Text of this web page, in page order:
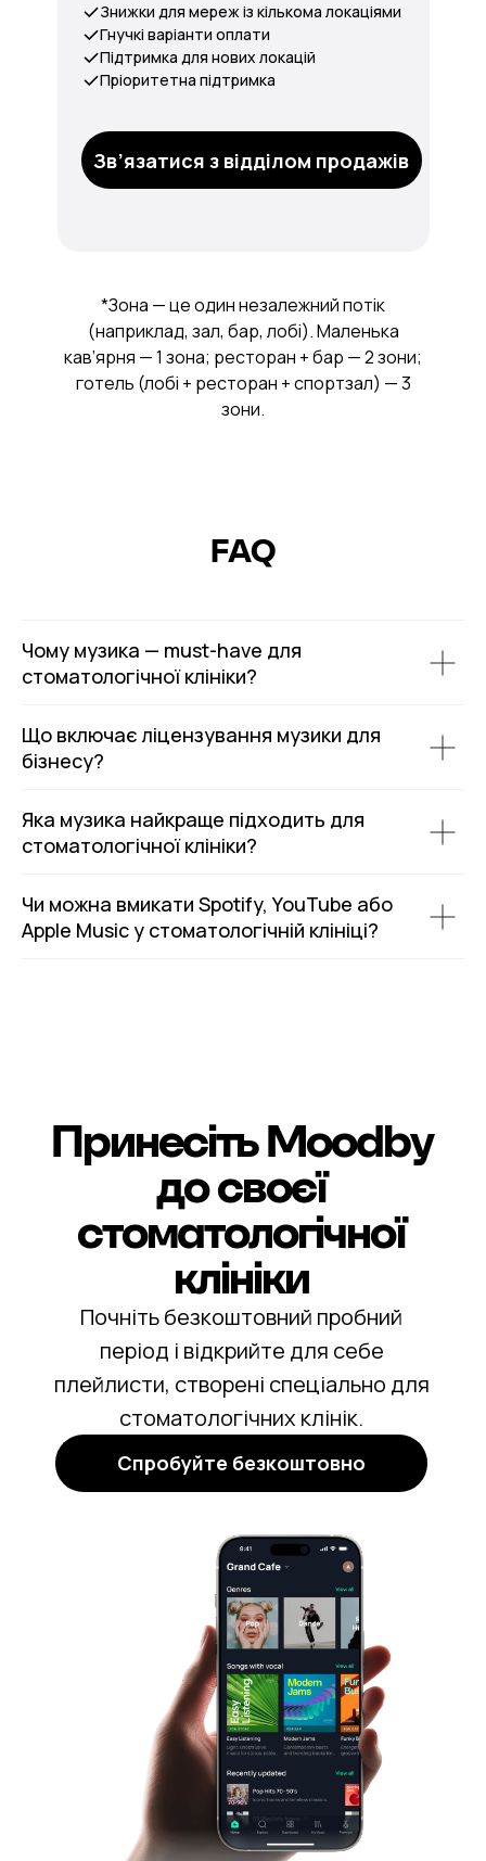
*Зона — це один незалежний потік
(наприклад, зал, бар, лобі). Маленька
кав’ярня — 1 зона; ресторан + бар — 2 зони;
готель (лобі + ресторан + спортзал) — 3
зони.
Зв’язатися з відділом продажів
Знижки для мереж із кількома локаціями
Гнучкі варіанти оплати
Підтримка для нових локацій
Пріоритетна підтримка
FAQ
Чому музика — must-have для
стоматологічної клініки?
Що включає ліцензування музики для
бізнесу?
Яка музика найкраще підходить для
стоматологічної клініки?
Чи можна вмикати Spotify, YouTube або
Apple Music у стоматологічній клініці?
Принесіть Moodby
до своєї
стоматологічної
клініки
Почніть безкоштовний пробний
період і відкрийте для себе
плейлисти, створені спеціально для
стоматологічних клінік.
Спробуйте безкоштовно